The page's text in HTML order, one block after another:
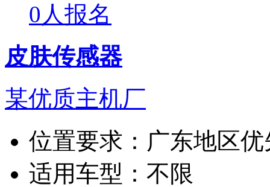
0人报名
皮肤传感器
某优质主机厂
位置要求： 广东地区优
适用车型： 不限